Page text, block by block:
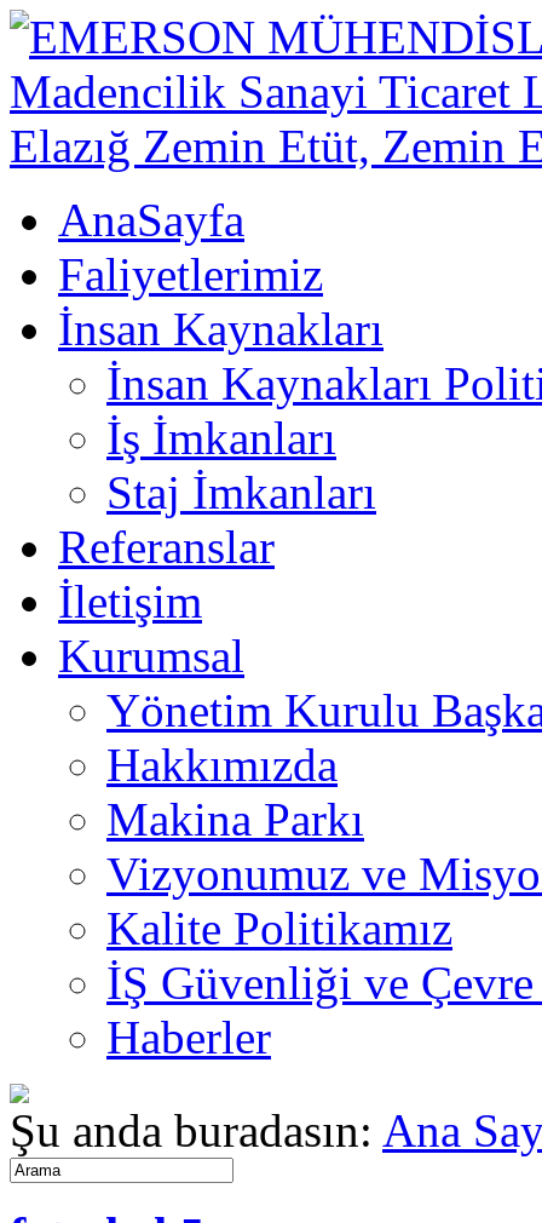
AnaSayfa
Faliyetlerimiz
İnsan Kaynakları
İnsan Kaynakları
İş İmkanları
Staj İmkanları
Referanslar
İletişim
Kurumsal
Yönetim Kurulu
Hakkımızda
Makina Parkı
Vizyonumuz ve
Kalite Politikamız
İŞ Güvenliği ve
Haberler
Şu anda buradasın: Ana